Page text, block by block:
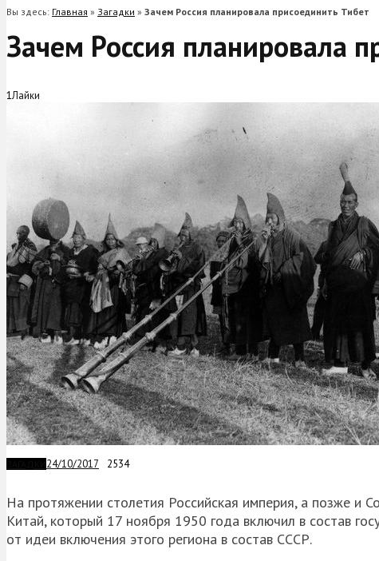
Вы здесь: Главная » Загадки » Зачем Россия планировала присоединить Тибет
Зачем Россия планировала
1Лайки
24/10/2017 2534
На протяжении столетия Российская империя, а позже и
Китай, который 17 ноября 1950 года включил в состав
от идеи включения этого региона в состав СССР.